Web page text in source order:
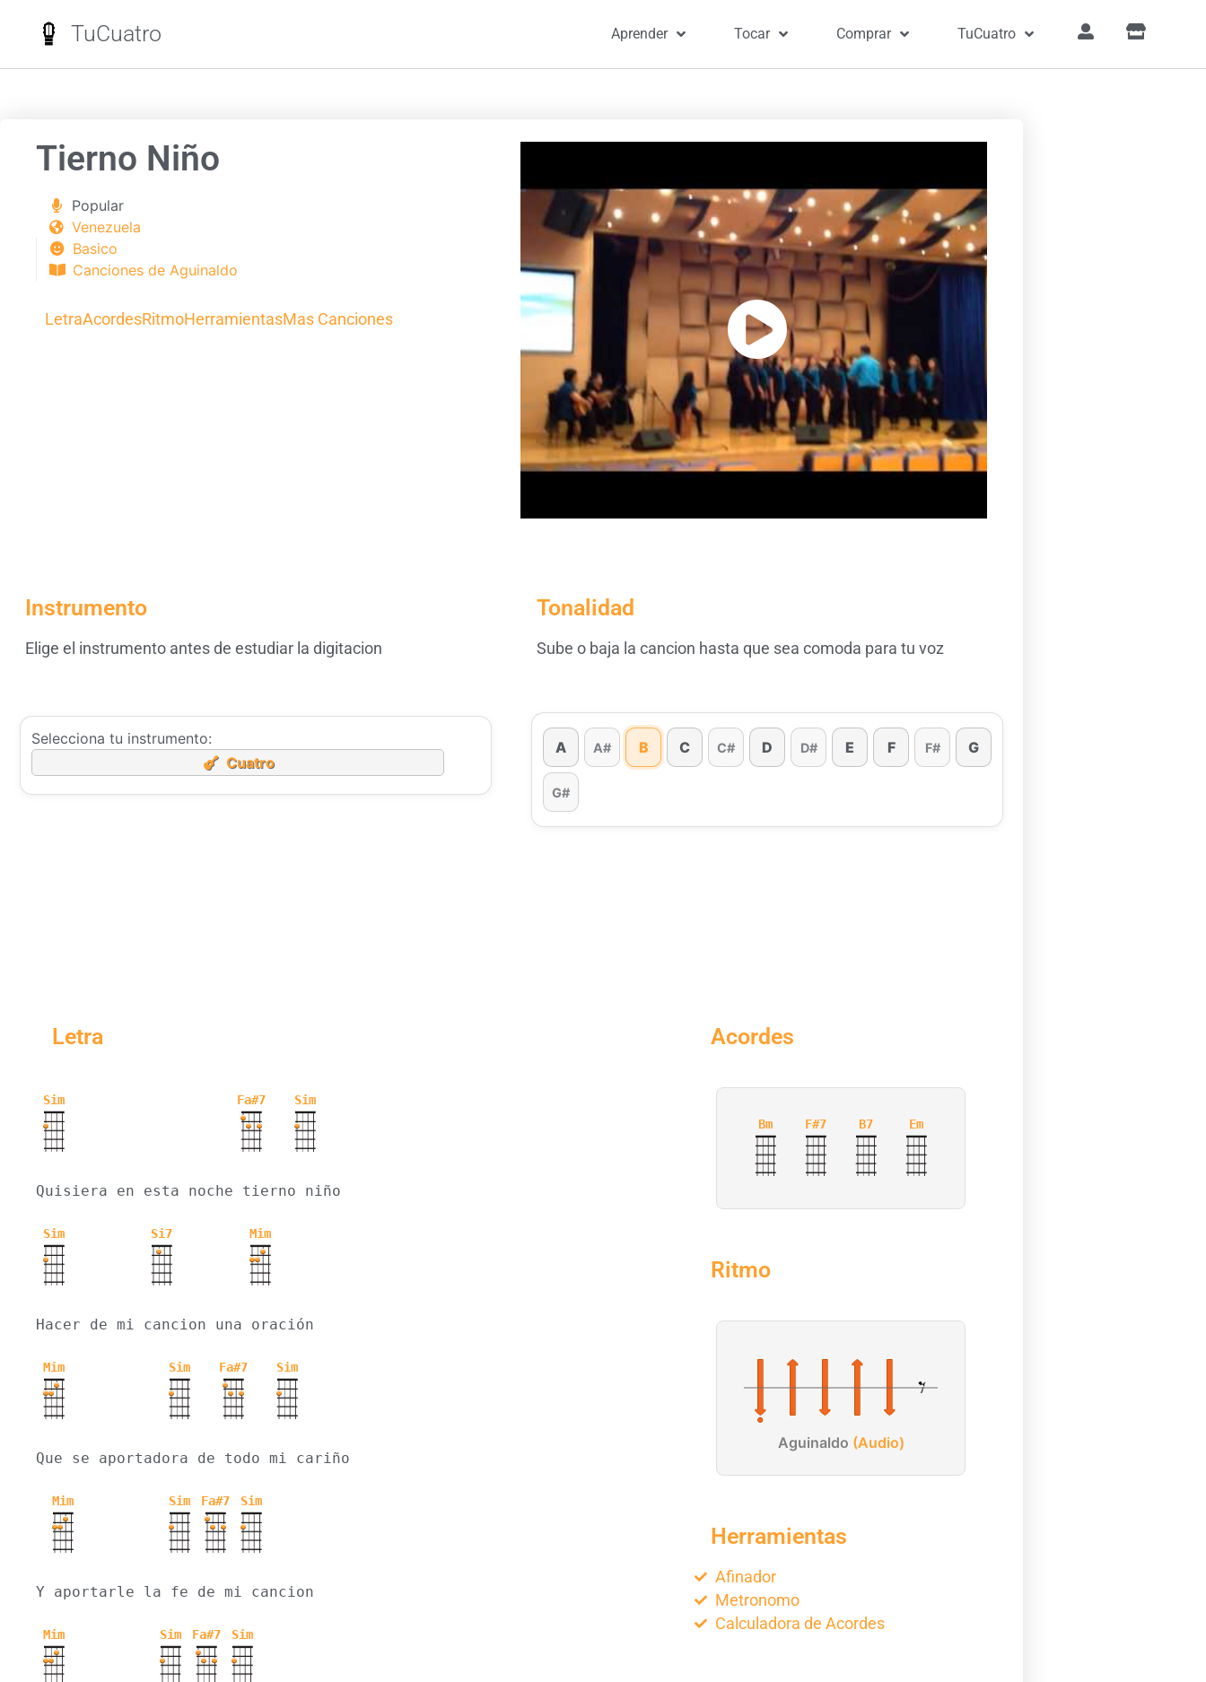
TuCuatro Aprender Tocar Comprar TuCuatro
Tierno Niño
Popular
Venezuela
Basico
Canciones de Aguinaldo
LetraAcordesRitmoHerramientasMas Canciones
Instrumento
Elige el instrumento antes de estudiar la digitacion
Selecciona tu instrumento:
Cuatro
Tonalidad
Sube o baja la cancion hasta que sea comoda para tu voz
A A# B C C# D D# E F F# G
G#
Letra
Sim Fa#7 Sim
Quisiera en esta noche tierno niño
Sim Si7 Mim
Hacer de mi cancion una oración
Mim Sim Fa#7 Sim
Que se aportadora de todo mi cariño
Mim Sim Fa#7 Sim
Y aportarle la fe de mi cancion
Mim Sim Fa#7 Sim
Acordes
Bm F#7 B7 Em
Ritmo
Aguinaldo (Audio)
Herramientas
Afinador
Metronomo
Calculadora de Acordes